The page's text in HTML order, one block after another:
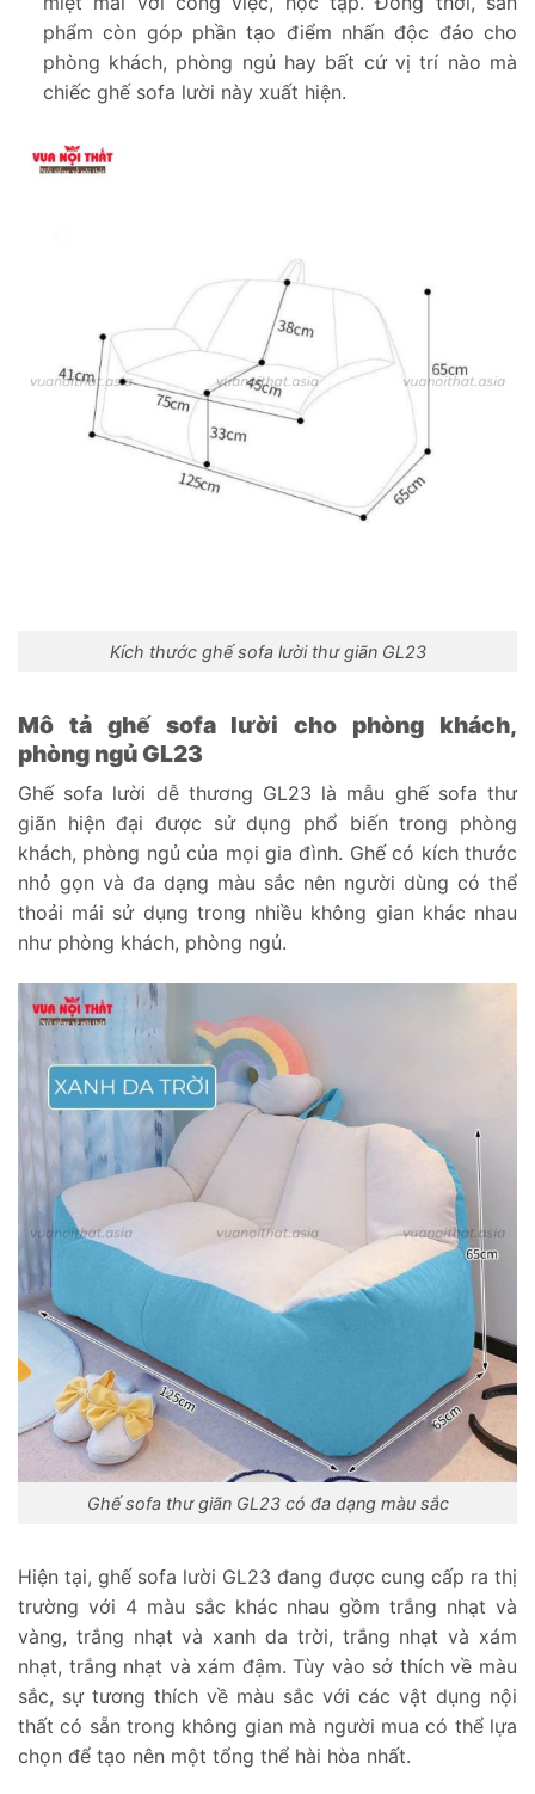
phẩm còn góp phần tạo điểm nhấn độc đáo cho
phòng khách, phòng ngủ hay bất cứ vị trí nào mà
chiếc ghế sofa lười này xuất hiện.
Kích thước ghế sofa lười thư giãn GL23
Mô tả ghế sofa lười cho phòng khách,
phòng ngủ GL23
Ghế sofa lười dễ thương GL23 là mẫu ghế sofa thư
giãn hiện đại được sử dụng phổ biến trong phòng
khách, phòng ngủ của mọi gia đình. Ghế có kích thước
nhỏ gọn và đa dạng màu sắc nên người dùng có thể
thoải mái sử dụng trong nhiều không gian khác nhau
như phòng khách, phòng ngủ.
Ghế sofa thư giãn GL23 có đa dạng màu sắc
Hiện tại, ghế sofa lười GL23 đang được cung cấp ra thị
trường với 4 màu sắc khác nhau gồm trắng nhạt và
vàng, trắng nhạt và xanh da trời, trắng nhạt và xám
nhạt, trắng nhạt và xám đậm. Tùy vào sở thích về màu
sắc, sự tương thích về màu sắc với các vật dụng nội
thất có sẵn trong không gian mà người mua có thể lựa
chọn để tạo nên một tổng thể hài hòa nhất.